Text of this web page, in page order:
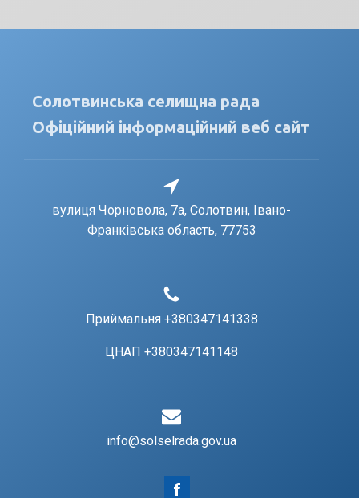
Солотвинська селищна рада
Офіційний інформаційний веб сайт
вулиця Чорновола, 7a, Солотвин, Івано-
Франківська область, 77753
Приймальня +380347141338
ЦНАП +380347141148
info@solselrada.gov.ua